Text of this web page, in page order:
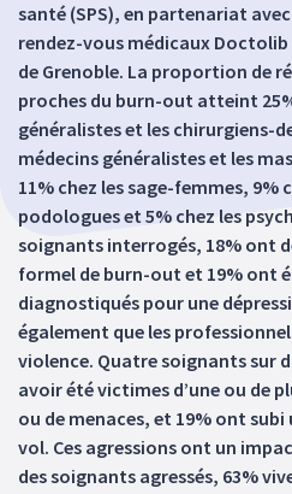
santé (SPS), en partenariat
rendez-vous médicaux Doctolib
de Grenoble. La proportion de
proches du burn-out atteint
généralistes et les chirurgiens-
médecins généralistes et les
11% chez les sage-femmes, 9%
podologues et 5% chez les
soignants interrogés, 18% ont
formel de burn-out et 19% ont
diagnostiqués pour une
également que les
violence. Quatre soignants sur
avoir été victimes d’une ou de
ou de menaces, et 19% ont
vol. Ces agressions ont un
des soignants agressés, 63%